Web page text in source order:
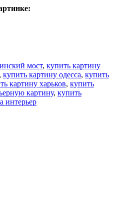
мост, купить картину
, купить картину одесса, купить
картину харьков, купить
картину, купить
интерьер